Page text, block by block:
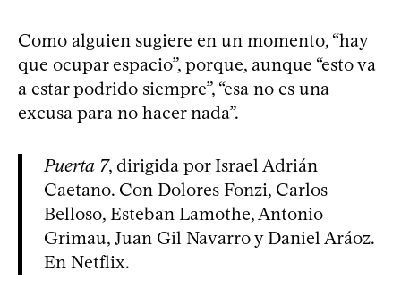
Como alguien sugiere en un momento, “hay
que ocupar espacio”, porque, aunque “esto va
a estar podrido siempre”, “esa no es una
excusa para no hacer nada”.
Puerta 7, dirigida por Israel Adrián
Caetano. Con Dolores Fonzi, Carlos
Belloso, Esteban Lamothe, Antonio
Grimau, Juan Gil Navarro y Daniel Aráoz.
En Netflix.